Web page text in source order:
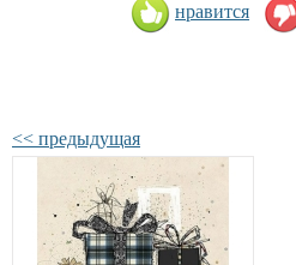
нравится
<< предыдущая